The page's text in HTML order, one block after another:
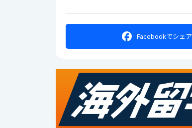
Facebookでシェア